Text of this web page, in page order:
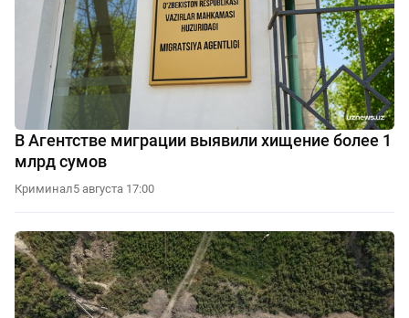
В Агентстве миграции выявили хищение более 1
млрд сумов
Криминал5 августа 17:00